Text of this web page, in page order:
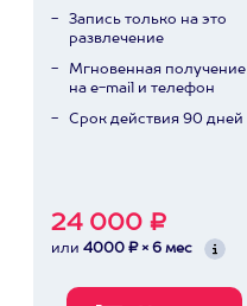
Запись только на это
развлечение
Мгновенная получение
на e-mail и телефон
Срок действия 90 дней
24 000 ₽
или 4000 ₽ × 6 мес